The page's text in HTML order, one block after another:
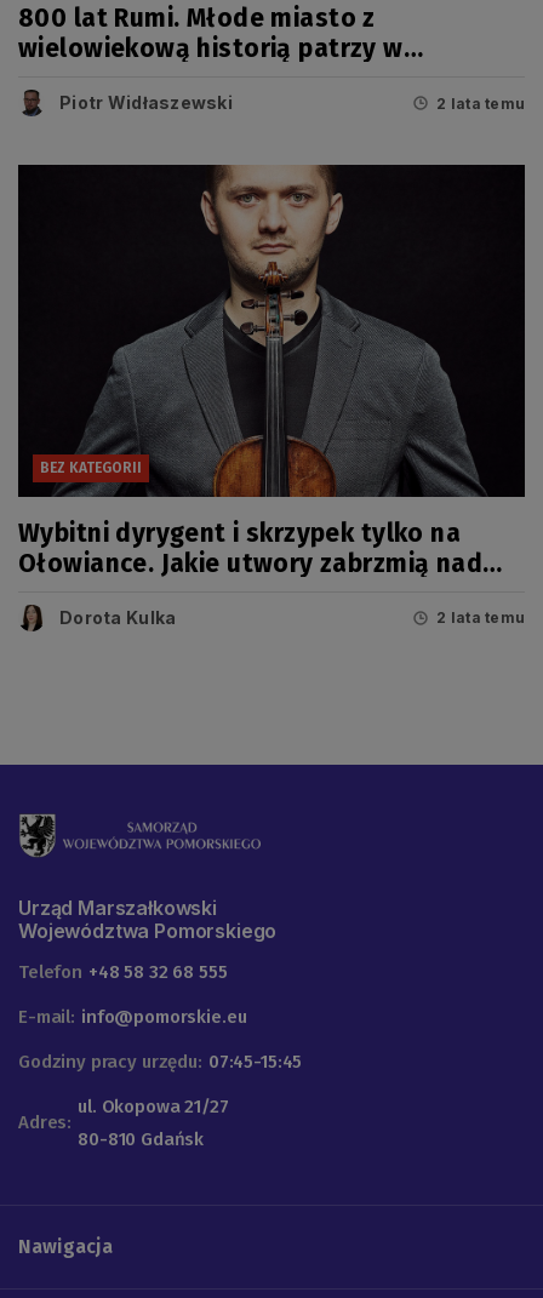
800 lat Rumi. Młode miasto z
wielowiekową historią patrzy w
Piotr Widłaszewski 2 lata temu
BEZ KATEGORII
Wybitni dyrygent i skrzypek tylko na
Ołowiance. Jakie utwory zabrzmią nad
Dorota Kulka 2 lata temu
Urząd Marszałkowski
Województwa Pomorskiego
Telefon +48 58 32 68 555
E-mail: info@pomorskie.eu
Godziny pracy urzędu: 07:45-15:45
Adres:
ul. Okopowa 21/27
80-810 Gdańsk
Nawigacja